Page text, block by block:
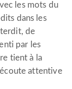
les mots du
dans les
de
par les
tient à la
attentive